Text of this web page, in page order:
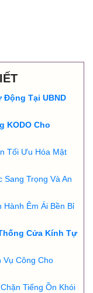
Tại UBND
KODO Cho
Tối Ưu Hóa Mật
Trọng Và An
Hành Êm Ái Bền Bỉ
Cửa Kính Tự
Vụ Công Cho
Tiếng Ồn Khói